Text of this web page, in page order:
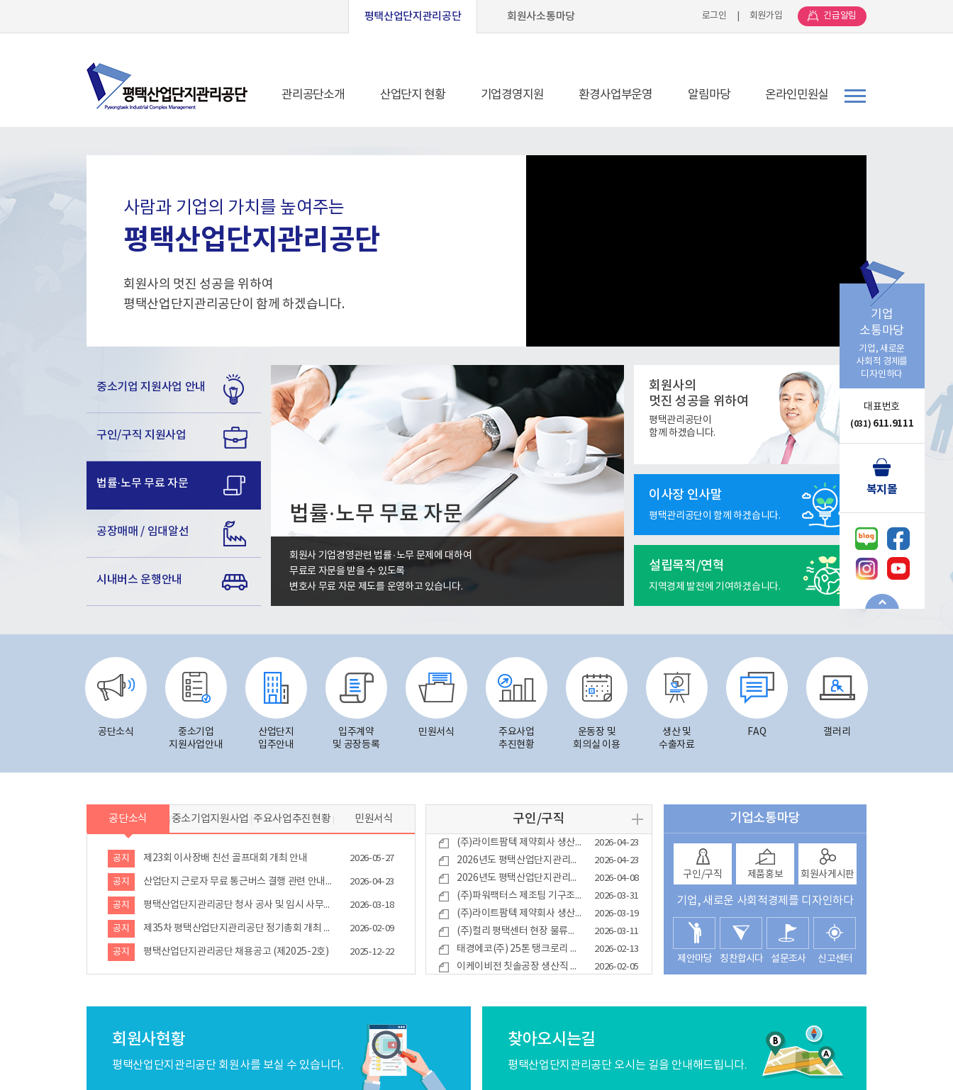
평택산업단지관리공단 회원사소통마당 로그인 회원가입 긴급알림
관리공단소개 산업단지 현황 기업경영지원 환경사업부운영 알림마당 온라인민원실
기업
소통마당
기업, 새로운
사회적 경제를
디자인하다
대표번호
(031) 611.9111
복지몰
사람과 기업의 가치를 높여주는
평택산업단지관리공단
회원사의 멋진 성공을 위하여
평택산업단지관리공단이 함께 하겠습니다.
중소기업 지원사업 안내
구인/구직 지원사업
법률·노무 무료 자문
공장매매 / 임대알선
시내버스 운행안내
법률·노무 무료 자문
회원사 기업경영관련 법률·노무 문제에 대하여
무료로 자문을 받을 수 있도록
변호사 무료 자문 제도를 운영하고 있습니다.
회원사의
멋진 성공을 위하여
평택관리공단이
함께 하겠습니다.
이사장 인사말
평택관리공단이 함께 하겠습니다.
설립목적/연혁
지역경제 발전에 기여하겠습니다.
공단소식
중소기업
지원사업안내
산업단지
입주안내
입주계약
및 공장등록
민원서식
주요사업
추진현황
운동장 및
회의실 이용
생산 및
수출자료
FAQ 갤러리
공단소식 중소기업지원사업 주요사업추진현황 민원서식
공지 제23회 이사장배 친선 골프대회 개최 안내 2026-05-27
공지 산업단지 근로자 무료 통근버스 결행 관련 안내사항 2026-04-23
공지 평택산업단지관리공단 청사 공사 및 임시 사무실 이전 안내 2026-03-18
공지 제35차 평택산업단지관리공단 정기총회 개최 안내 2026-02-09
공지 평택산업단지관리공단 채용공고 (제2025-2호) 2025-12-22
구인/구직
(주)라이트팜텍 제약회사 생산팀 정규직 채용 2026-04-23
2026년도 평택산업단지관리공단 정규직 직원 공개채용 공고(제2026-3호) 2026-04-23
2026년도 평택산업단지관리공단 정규직 직원 공개채용 공고(제2026-2호) 2026-04-08
(주)파워팩터스 제조팀 기구조립 담당 직원 모집 2026-03-31
(주)라이트팜텍 제약회사 생산팀 정규직 채용 2026-03-19
(주)컬리 평택센터 현장 물류사원 및 지게차 사원 모집 2026-03-11
태경에코(주) 25톤 탱크로리 운행직 채용 2026-02-13
이케이비전 칫솔공장 생산직 구인 2026-02-05
기업소통마당
구인/구직 제품홍보 회원사게시판
기업, 새로운 사회적경제를 디자인하다
제안마당 칭찬합시다 설문조사 신고센터
회원사현황
평택산업단지관리공단 회원사를 보실 수 있습니다.
찾아오시는길
평택산업단지관리공단 오시는 길을 안내해드립니다.